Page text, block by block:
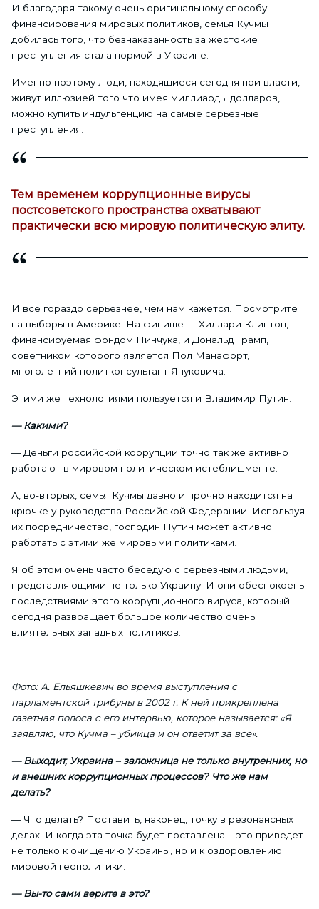
И благодаря такому очень оригинальному способу
финансирования мировых политиков, семья Кучмы
добилась того, что безнаказанность за жестокие
преступления стала нормой в Украине.
Именно поэтому люди, находящиеся сегодня при власти,
живут иллюзией того что имея миллиарды долларов,
можно купить индульгенцию на самые серьезные
преступления.
Тем временем коррупционные вирусы
постсоветского пространства охватывают
практически всю мировую политическую элиту.
И все гораздо серьезнее, чем нам кажется. Посмотрите
на выборы в Америке. На финише — Хиллари Клинтон,
финансируемая фондом Пинчука, и Дональд Трамп,
советником которого является Пол Манафорт,
многолетний политконсультант Януковича.
Этими же технологиями пользуется и Владимир Путин.
— Какими?
— Деньги российской коррупции точно так же активно
работают в мировом политическом истеблишменте.
А, во-вторых, семья Кучмы давно и прочно находится на
крючке у руководства Российской Федерации. Используя
их посредничество, господин Путин может активно
работать с этими же мировыми политиками.
Я об этом очень часто беседую с серьёзными людьми,
представляющими не только Украину. И они обеспокоены
последствиями этого коррупционного вируса, который
сегодня развращает большое количество очень
влиятельных западных политиков.
Фото: А. Ельяшкевич во время выступления с
парламентской трибуны в 2002 г. К ней прикреплена
газетная полоса с его интервью, которое называется: «Я
заявляю, что Кучма – убийца и он ответит за все».
— Выходит, Украина – заложница не только внутренних, но
и внешних коррупционных процессов? Что же нам
делать?
— Что делать? Поставить, наконец, точку в резонансных
делах. И когда эта точка будет поставлена – это приведет
не только к очищению Украины, но и к оздоровлению
мировой геополитики.
— Вы-то сами верите в это?